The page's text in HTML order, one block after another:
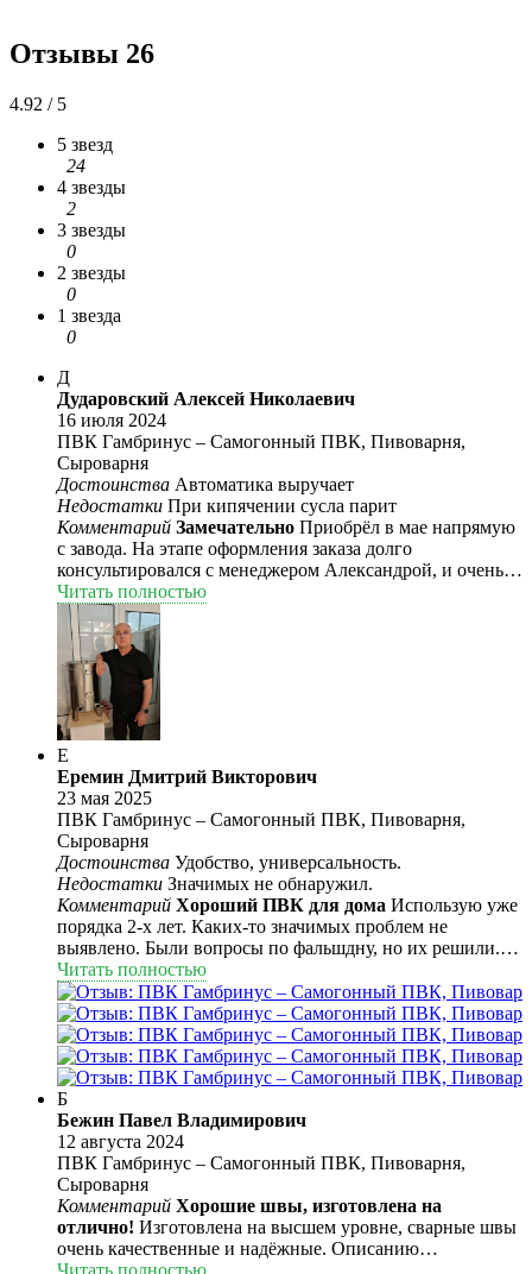
Отзывы 26
4.92 / 5
5 звезд
24
4 звезды
2
3 звезды
0
2 звезды
0
1 звезда
0
Д
Дударовский Алексей Николаевич
16 июля 2024
ПВК Гамбринус – Самогонный ПВК, Пивоварня,
Сыроварня
Достоинства Автоматика выручает
Недостатки При кипячении сусла парит
Комментарий Замечательно Приобрёл в мае напрямую
с завода. На этапе оформления заказа долго
консультировался с менеджером Александрой, и очень
благодарен ей за терпение. Доставку сделали СДЭК в
оговоренный срок. Неприятным сюрпризом стало
отсутствие сливного крана-бабочки. Это опять
переговоры и ожидание доставки почтой России.
Поэтому испытал ПВК только в конце июня. Первый
блин комом не оказался, хотя варил без опыта, да и
теорию изучил очень поверхностно. Специально
сравнил с пивом средней ценовой категории из
магазина — и рядом не стояло. Как и крафтовые с
многочисленных пивоварен. Вобщем о покупке не
жалею. В ближайшее время планирую попробовать
набор Венская Дымка.
Читать полностью
Е
Еремин Дмитрий Викторович
23 мая 2025
ПВК Гамбринус – Самогонный ПВК, Пивоварня,
Сыроварня
Достоинства Удобство, универсальность.
Недостатки Значимых не обнаружил.
Комментарий Хороший ПВК для дома Использую уже
порядка 2-х лет. Каких-то значимых проблем не
выявлено. Были вопросы по фальшдну, но их решили.
Сейчас фальшдно отличное. Мешалка шумновата и
немного люфтит, но крутит. Можно использовать
прямой нагрев (считай у тебя доп. куб на 50л), можно
косвенный через рубашку. Можно надстраивать
увеличители, но тут уже приходится мешать затор
веслом. Покупкой данного ПВК доволен. Фото
специально не делал, какие были в телефоне.
Читать полностью
Б
Бежин Павел Владимирович
12 августа 2024
ПВК Гамбринус – Самогонный ПВК, Пивоварня,
Сыроварня
Комментарий Хорошие швы, изготовлена на
отлично! Изготовлена на высшем уровне, сварные швы
очень качественные и надëжные. Описанию
соответствует 100%, фальшдно нового образца, с
Читать полностью